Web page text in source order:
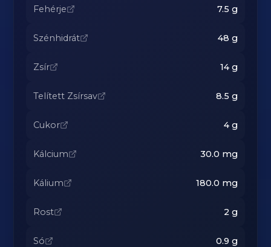
Fehérje 7.5 g
Szénhidrát 48 g
Zsír 14g
Telített Zsírsav 8.5 g
Cukor 4g
Kálcium 30.0 mg
Kálium 180.0 mg
Rost 2 g
Só 0.9 g